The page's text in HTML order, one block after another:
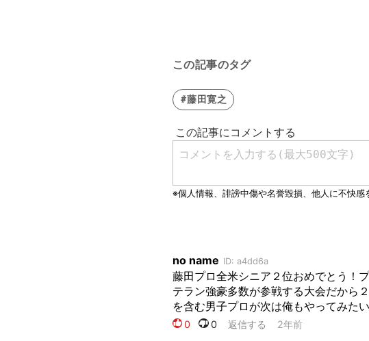
この記事のタグ
#藤田寛之